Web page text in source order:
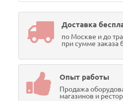
Доставка
по Москве и до
при сумме заказа
Опыт работы
Продажа
магазинов и